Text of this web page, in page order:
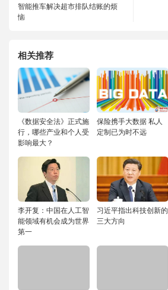
智能推车解决超市排队结账的烦
恼
相关推荐
《数据安全法》正式施
行，哪些产业和个人受
影响最大？
保险携手大数据 私人
定制已为时不远
李开复：中国在人工智
能领域有机会成为世界
第一
习近平指出科技创新的
三大方向